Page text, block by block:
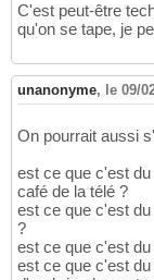
C'est peut-être
qu'on se tape, je
unanonyme, le 09/
On pourrait aussi
est ce que c'est
café de la télé ?
est ce que c'est
?
est ce que c'est
est ce que c'est